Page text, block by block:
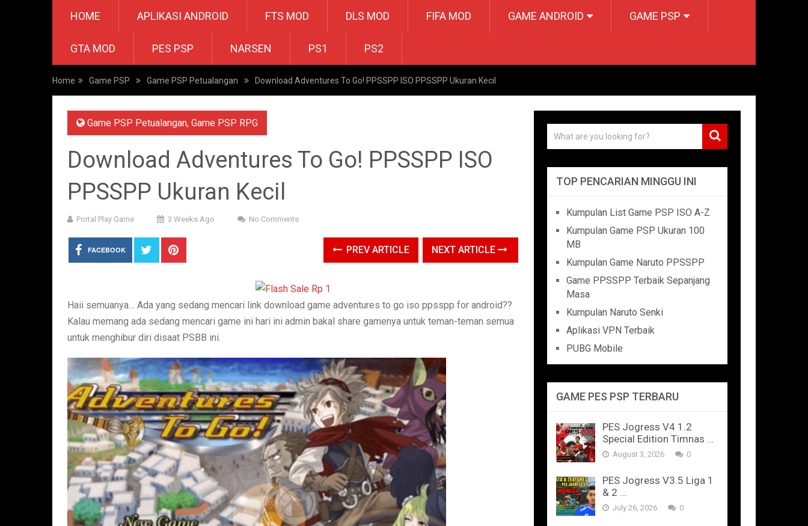
HOME APLIKASI ANDROID FTS MOD DLS MOD FIFA MOD GAME ANDROID GAME PSP
GTA MOD PES PSP NARSEN PS1 PS2
Home Game PSP Game PSP Petualangan Download Adventures To Go! PPSSPP ISO PPSSPP Ukuran Kecil
Game PSP Petualangan, Game PSP RPG
Download Adventures To Go! PPSSPP ISO
PPSSPP Ukuran Kecil
Portal Play Game 3 Weeks Ago No Comments
FACEBOOK PREV ARTICLE NEXT ARTICLE
Haii semuanya… Ada yang sedang mencari link download game adventures to go iso ppsspp for android??
Kalau memang ada sedang mencari game ini hari ini admin bakal share gamenya untuk teman-teman semua
untuk menghibur diri disaat PSBB ini.
TOP PENCARIAN MINGGU INI
Kumpulan List Game PSP ISO A-Z
Kumpulan Game PSP Ukuran 100
MB
Kumpulan Game Naruto PPSSPP
Game PPSSPP Terbaik Sepanjang
Masa
Kumpulan Naruto Senki
Aplikasi VPN Terbaik
PUBG Mobile
GAME PES PSP TERBARU
PES Jogress V4 1.2
Special Edition Timnas …
August 3, 2026 0
PES Jogress V3.5 Liga 1
& 2 …
July 26, 2026 0